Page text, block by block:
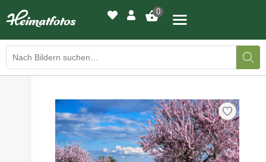
0
BILDERGALERIE
DRUCKQUALITÄTEN
LED-LEUCHTBILDER